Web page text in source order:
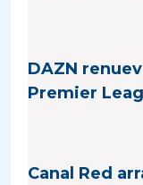
DAZN
Premier
Canal Red